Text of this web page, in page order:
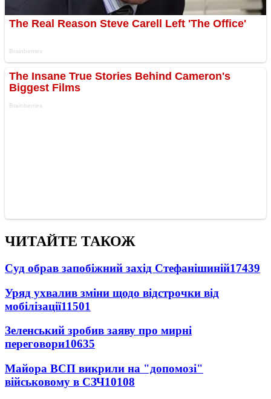
ЧИТАЙТЕ ТАКОЖ
Суд обрав запобіжний захід Стефанішиній17439
Уряд ухвалив зміни щодо відстрочки від
мобілізації11501
Зеленський зробив заяву про мирні
переговори10635
Майора ВСП викрили на "допомозі"
військовому в СЗЧ10108